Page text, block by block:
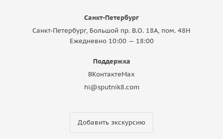
Санкт-Петербург
Санкт-Петербург, Большой пр. В.О. 18A, пом. 48Н
Ежедневно 10:00 — 18:00
Поддержка
ВКонтактеMax
hi@sputnik8.com
Добавить экскурсию